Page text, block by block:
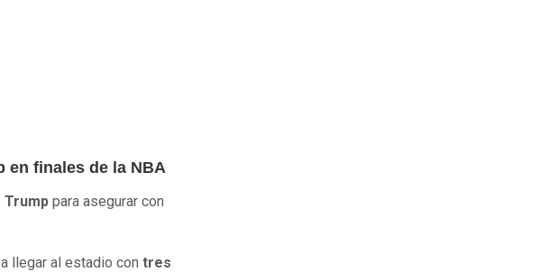
en finales de la NBA
Trump para asegurar con
llegar al estadio con tres